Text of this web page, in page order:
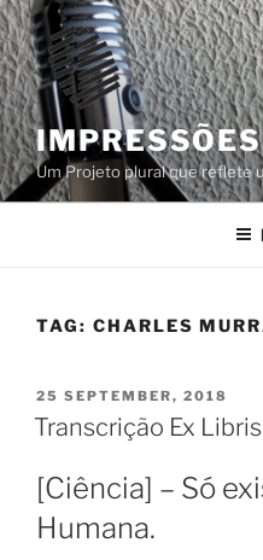
Skip
to
content
Um Projeto plural que reflete
TAG: CHARLES
POSTED
ON
25 SEPTEMBER, 2018
Transcrição Ex
[Ciência] – Só
Humana.